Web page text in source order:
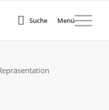
Suche Menü